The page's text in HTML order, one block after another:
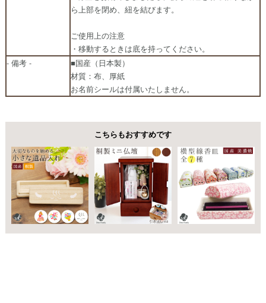
ら上部を閉め、紐を結びます。
ご使用上の注意
・移動するときは底を持ってください。
- 備考 -
■国産（日本製）
材質：布、厚紙
お名前シールは付属いたしません。
こちらもおすすめです